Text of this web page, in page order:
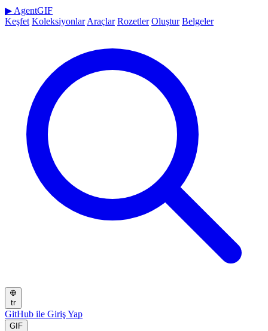
▶ AgentGIF
Keşfet Koleksiyonlar Araçlar Rozetler Oluştur Belgeler
tr
GitHub ile Giriş Yap
GIF